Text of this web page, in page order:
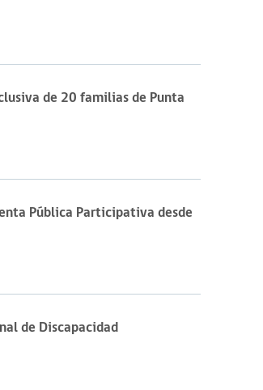
de 20 familias de Punta
Pública Participativa desde
de Discapacidad